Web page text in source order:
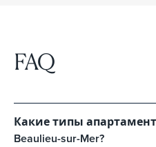
FAQ
Какие типы
Beaulieu-sur-Mer?